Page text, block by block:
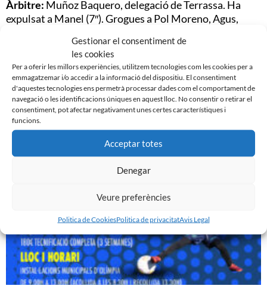
Gestionar el consentiment de
les cookies
Per a oferir les millors experiències, utilitzem tecnologies com les cookies per a
emmagatzemar i/o accedir a la informació del dispositiu. El consentiment
d'aquestes tecnologies ens permetrà processar dades com el comportament de
navegació o les identificacions úniques en aquest lloc. No consentir o retirar el
consentiment, pot afectar negativament unes certes característiques i
funcions.
Acceptar totes
Denegar
Veure preferències
Politica de CookiesPolitica de privacitatAvis Legal
Àrbitre: Muñoz Baquero, delegació de Terrassa. Ha
expulsat a Manel (7″). Grogues a Pol Moreno, Agus,
Pepín Valls, 400 espectadors.
Noticias Relacionadas